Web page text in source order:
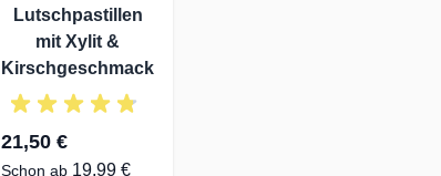
Lutschpastillen
mit Xylit &
Kirschgeschmack
21,50 €
Schon ab 19,99 €